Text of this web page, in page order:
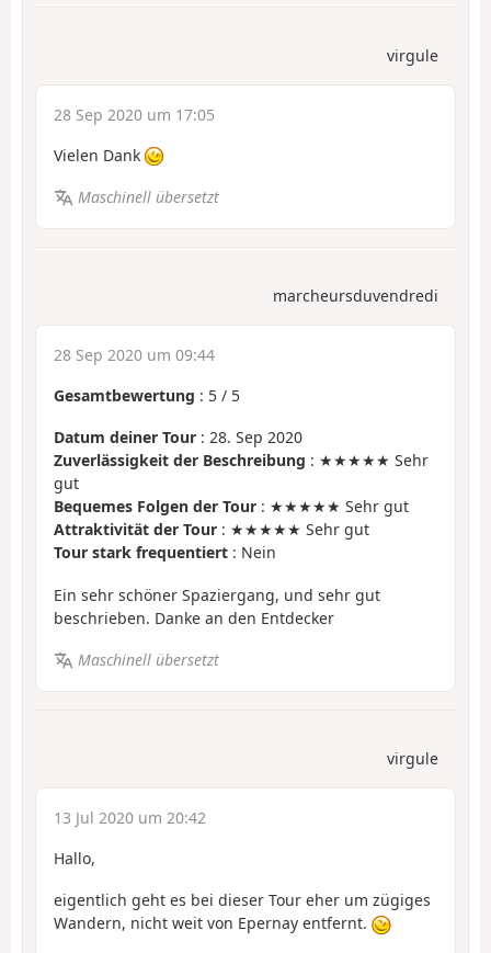
virgule
28 Sep 2020 um 17:05
Vielen Dank
Maschinell übersetzt
marcheursduvendredi
28 Sep 2020 um 09:44
Gesamtbewertung : 5 / 5
Datum deiner Tour : 28. Sep 2020
Zuverlässigkeit der Beschreibung : ★★★★★ Sehr
gut
Bequemes Folgen der Tour : ★★★★★ Sehr gut
Attraktivität der Tour : ★★★★★ Sehr gut
Tour stark frequentiert : Nein
Ein sehr schöner Spaziergang, und sehr gut
beschrieben. Danke an den Entdecker
Maschinell übersetzt
virgule
13 Jul 2020 um 20:42
Hallo,
eigentlich geht es bei dieser Tour eher um zügiges
Wandern, nicht weit von Epernay entfernt.